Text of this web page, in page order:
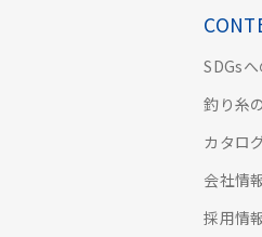
SDGs
釣り糸
カタロ
会社情
採用情